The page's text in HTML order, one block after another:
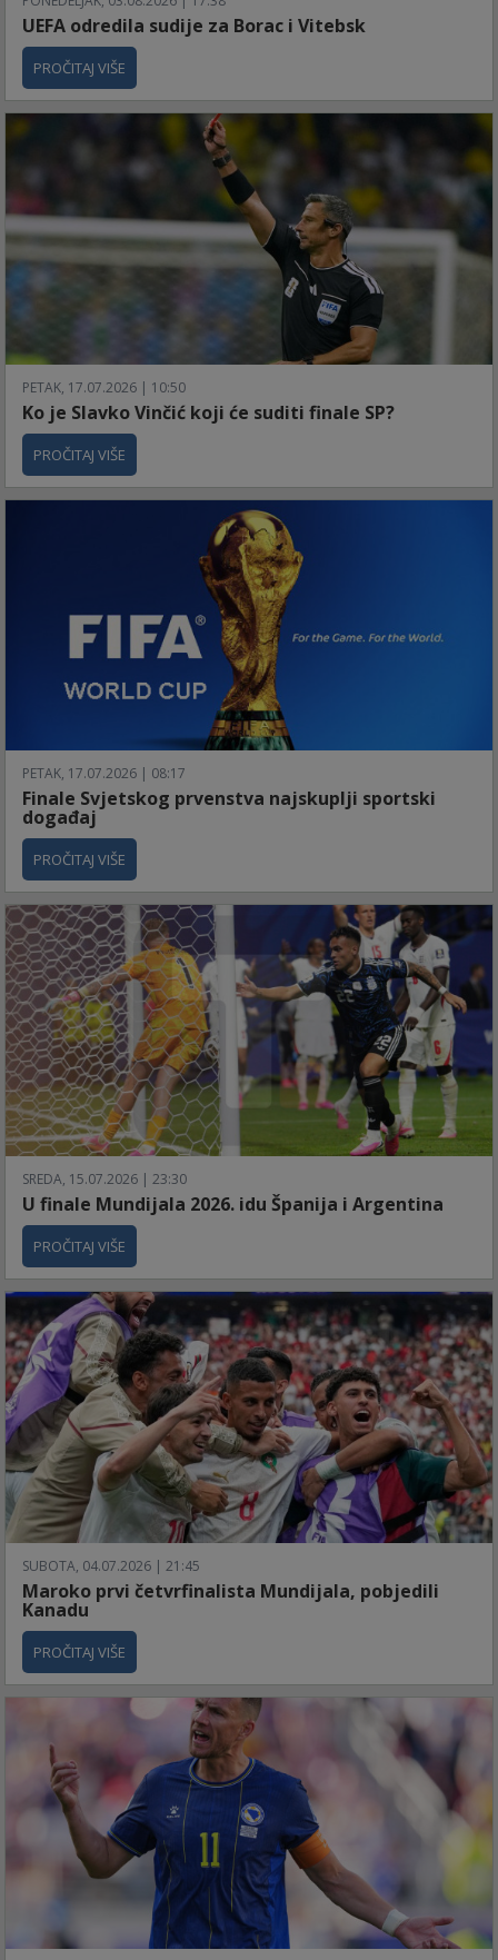
UEFA odredila sudije za Borac i Vitebsk
PROČITAJ VIŠE
PETAK, 17.07.2026 | 10:50
Ko je Slavko Vinčić koji će suditi finale SP?
PROČITAJ VIŠE
PETAK, 17.07.2026 | 08:17
Finale Svjetskog prvenstva najskuplji sportski
događaj
PROČITAJ VIŠE
SREDA, 15.07.2026 | 23:30
U finale Mundijala 2026. idu Španija i Argentina
PROČITAJ VIŠE
SUBOTA, 04.07.2026 | 21:45
Maroko prvi četvrfinalista Mundijala, pobjedili
Kanadu
PROČITAJ VIŠE